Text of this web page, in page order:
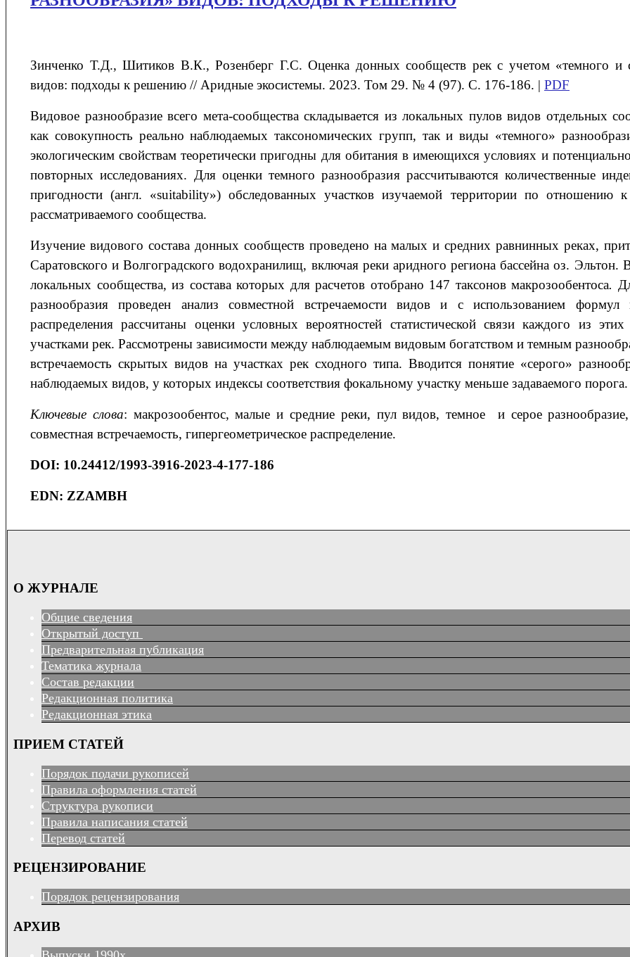
Зинченко Т.Д., Шитиков В.К., Розенберг Г.С. Оценка донных сообществ рек с учетом «темного и
видов: подходы к решению // Аридные экосистемы. 2023. Том 29. № 4 (97). С. 176-186. | PDF
Видовое разнообразие всего мета-сообщества складывается из локальных пулов видов отдельных
как совокупность реально наблюдаемых таксономических групп, так и виды «темного»
экологическим свойствам теоретически пригодны для обитания в имеющихся условиях и
повторных исследованиях. Для оценки темного разнообразия рассчитываются количественные
пригодности (англ. «suitability») обследованных участков изучаемой территории по отношению
рассматриваемого сообщества.
Изучение видового состава донных сообществ проведено на малых и средних равнинных реках,
Саратовского и Волгоградского водохранилищ, включая реки аридного региона бассейна оз. Эльтон.
локальных сообщества, из состава которых для расчетов отобрано 147 таксонов макрозообентоса.
разнообразия проведен анализ совместной встречаемости видов и с использованием формул
распределения рассчитаны оценки условных вероятностей статистической связи каждого из
участками рек. Рассмотрены зависимости между наблюдаемым видовым богатством и темным
встречаемость скрытых видов на участках рек сходного типа. Вводится понятие «серого»
наблюдаемых видов, у которых индексы соответствия фокальному участку меньше задаваемого порога.
Ключевые слова: макрозообентос, малые и средние реки, пул видов, темное и серое разнообразие,
совместная встречаемость, гипергеометрическое распределение.
DOI: 10.24412/1993-3916-2023-4-177-186
EDN: ZZAMBH
О ЖУРНАЛЕ
Общие сведения
Открытый доступ
Предварительная публикация
Тематика журнала
Состав редакции
Редакционная политика
Редакционная этика
ПРИЕМ СТАТЕЙ
Порядок подачи рукописей
Правила оформления статей
Структура рукописи
Правила написания статей
Перевод статей
РЕЦЕНЗИРОВАНИЕ
Порядок рецензирования
АРХИВ